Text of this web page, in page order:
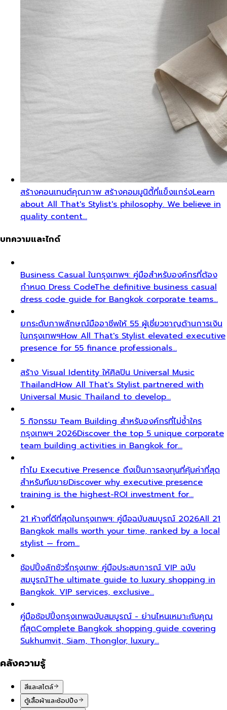
สร้างคอนเทนต์คุณภาพ สร้างคอมมูนิตี้ที่แข็งแกร่งLearn
about All That's Stylist's philosophy. We believe in
quality content…
บทความและไกด์
Business Casual ในกรุงเทพฯ: คู่มือสำหรับองค์กรที่ต้อง
กำหนด Dress CodeThe definitive business casual
dress code guide for Bangkok corporate teams…
ยกระดับภาพลักษณ์มืออาชีพให้ 55 ผู้เชี่ยวชาญด้านการเงิน
ในกรุงเทพฯHow All That's Stylist elevated executive
presence for 55 finance professionals…
สร้าง Visual Identity ให้ศิลปิน Universal Music
ThailandHow All That's Stylist partnered with
Universal Music Thailand to develop…
5 กิจกรรม Team Building สำหรับองค์กรที่ไม่ซ้ำใคร
กรุงเทพฯ 2026Discover the top 5 unique corporate
team building activities in Bangkok for…
ทำไม Executive Presence ถึงเป็นการลงทุนที่คุ้มค่าที่สุด
สำหรับทีมขายDiscover why executive presence
training is the highest-ROI investment for…
21 ห้างที่ดีที่สุดในกรุงเทพฯ: คู่มือฉบับสมบูรณ์ 2026All 21
Bangkok malls worth your time, ranked by a local
stylist — from…
ช้อปปิ้งลักชัวรี่กรุงเทพ: คู่มือประสบการณ์ VIP ฉบับ
สมบูรณ์The ultimate guide to luxury shopping in
Bangkok. VIP services, exclusive…
คู่มือช้อปปิ้งกรุงเทพฉบับสมบูรณ์ - ย่านไหนเหมาะกับคุณ
ที่สุดComplete Bangkok shopping guide covering
Sukhumvit, Siam, Thonglor, luxury…
คลังความรู้
สีและสไตล์
ตู้เสื้อผ้าและช้อปปิ้ง